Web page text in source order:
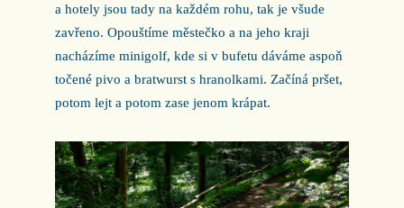
a hotely jsou tady na každém rohu, tak je všude
zavřeno. Opouštíme městečko a na jeho kraji
nacházíme minigolf, kde si v bufetu dáváme aspoň
točené pivo a bratwurst s hranolkami. Začíná pršet,
potom lejt a potom zase jenom krápat.